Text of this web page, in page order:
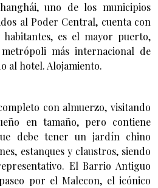
uno de los municipios
al Poder Central, cuenta con
es el mayor puerto,
más internacional de
al hotel. Alojamiento.
con almuerzo, visitando
en tamaño, pero contiene
debe tener un jardín chino
estanques y claustros, siendo
El Barrio Antiguo
por el Malecon, el icónico